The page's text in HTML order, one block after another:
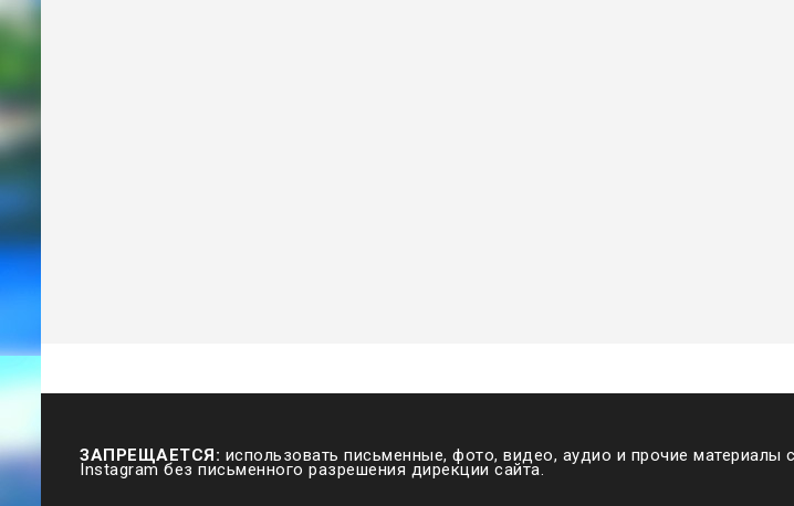
ЗАПРЕЩАЕТСЯ: использовать письменные, фото, видео, аудио и прочие материалы с
Instagram без письменного разрешения дирекции сайта.